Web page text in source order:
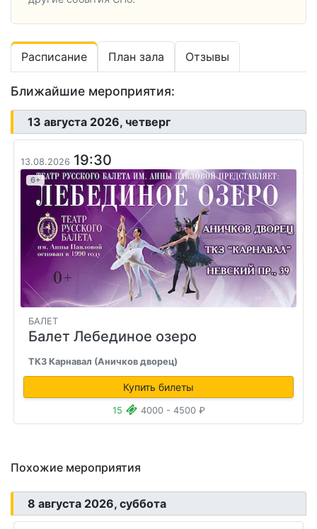
Расписание План зала Отзывы
Ближайшие мероприятия:
13 августа 2026, четверг
13.08.2026 19:30
6+
БАЛЕТ
Балет Лебединое озеро
ТКЗ Карнавал (Аничков дворец)
Купить билеты
15 4000 - 4500 ₽
Похожие мероприятия
8 августа 2026, суббота